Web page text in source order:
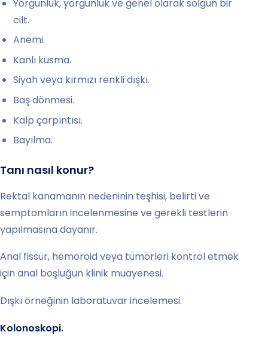
Yorgunluk, yorgunluk ve genel olarak solgun bir
cilt.
Anemi.
Kanlı kusma.
Siyah veya kırmızı renkli dışkı.
Baş dönmesi.
Kalp çarpıntısı.
Bayılma.
Tanı nasıl konur?
Rektal kanamanın nedeninin teşhisi, belirti ve
semptomların incelenmesine ve gerekli testlerin
yapılmasına dayanır.
Anal fissür, hemoroid veya tümörleri kontrol etmek
için anal boşluğun klinik muayenesi.
Dışkı örneğinin laboratuvar incelemesi.
Kolonoskopi.